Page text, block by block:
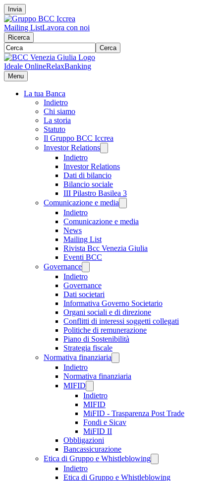
Invia
Mailing ListLavora con noi
Ricerca
Cerca
Ideale OnlineRelaxBanking
Menu
La tua Banca
Indietro
Chi siamo
La storia
Statuto
Il Gruppo BCC Iccrea
Investor Relations
Indietro
Investor Relations
Dati di bilancio
Bilancio sociale
III Pilastro Basilea 3
Comunicazione e media
Indietro
Comunicazione e media
News
Mailing List
Rivista Bcc Venezia Giulia
Eventi BCC
Governance
Indietro
Governance
Dati societari
Informativa Governo Societario
Organi sociali e di direzione
Conflitti di interessi soggetti collegati
Politiche di remunerazione
Piano di Sostenibilità
Strategia fiscale
Normativa finanziaria
Indietro
Normativa finanziaria
MIFID
Indietro
MIFID
MiFID - Trasparenza Post Trade
Fondi e Sicav
MiFID II
Obbligazioni
Bancassicurazione
Etica di Gruppo e Whistleblowing
Indietro
Etica di Gruppo e Whistleblowing